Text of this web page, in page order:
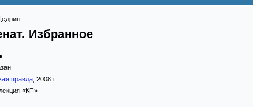
Избранное
правда 2008 г.
«КП»